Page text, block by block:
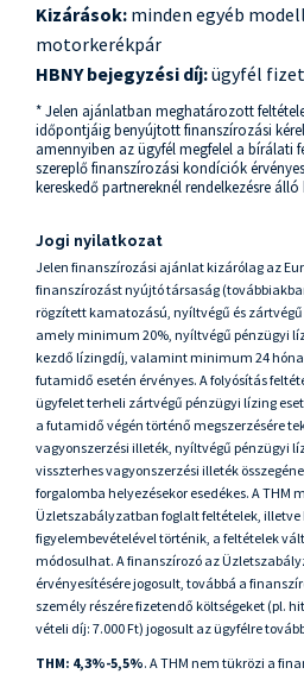
Kizárások: minden egyéb
motorkerékpár
HBNY bejegyzési díj:ügyfél
* Jelen ajánlatban meghatározott
időpontjáig benyújtott finanszírozási
amennyiben az ügyfél megfelel a bírálati
szereplő finanszírozási kondíciók
kereskedő partnereknél rendelkezésre álló
Jogi nyilatkozat
Jelen finanszírozási ajánlat kizárólag az
finanszírozást nyújtó társaság
rögzített kamatozású, nyíltvégű és
amely minimum 20%, nyíltvégű pénzügyi
kezdő lízingdíj, valamint minimum 24
futamidő esetén érvényes. A folyósítás
ügyfelet terheli zártvégű pénzügyi lízing
a futamidő végén történő megszerzésére
vagyonszerzési illeték, nyíltvégű pénzügyi
visszterhes vagyonszerzési illeték
forgalomba helyezésekor esedékes. A
Üzletszabályzatban foglalt feltételek,
figyelembevételével történik, a feltételek
módosulhat. A finanszírozó az
érvényesítésére jogosult, továbbá a
személy részére fizetendő költségeket (pl.
vételi díj: 7.000 Ft) jogosult az ügyfélre
THM: 4,3%-5,5%. A THM nem tükrözi a